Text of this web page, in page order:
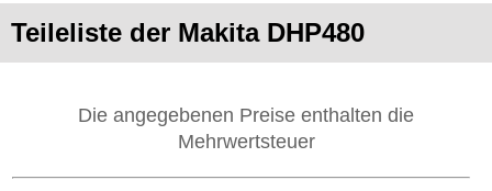
Teileliste der Makita DHP480
Die angegebenen Preise enthalten die
Mehrwertsteuer